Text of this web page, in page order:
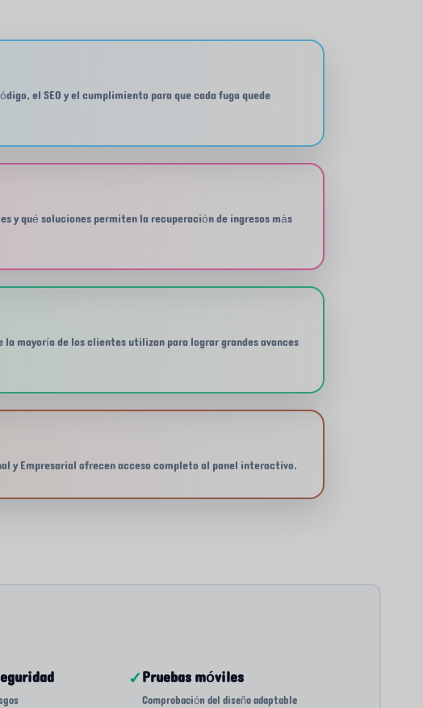
el SEO y el cumplimiento para que cada fuga quede
y qué soluciones permiten la recuperación de ingresos más
mayoría de los clientes utilizan para lograr grandes avances
y Empresarial ofrecen acceso completo al panel interactivo.
✓Pruebas móviles
Comprobación del diseño adaptable